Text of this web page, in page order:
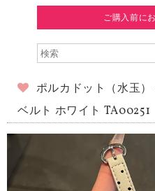
ご購入前に
ポルカドット（水玉
ベルト ホワイト TA00251